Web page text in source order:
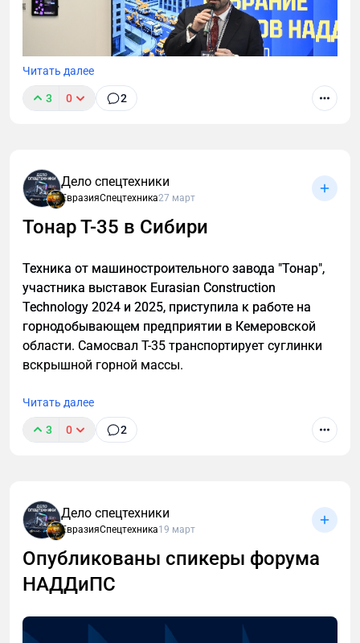
Дистрибьютеров и производителей Спецтехники
(НАДДиПС) прошел 7 апреля в Москве. Он начался
с общего собрания членов организации. На
мероприятии обсуждались ключевые вопросы.
Читать далее
3 0 2
Дело спецтехники
ЕвразияСпецтехника27 март
Тонар Т-35 в Сибири
Техника от машиностроительного завода "Тонар",
участника выставок Eurasian Construction
Technology 2024 и 2025, приступила к работе на
горнодобывающем предприятии в Кемеровской
области. Самосвал Т-35 транспортирует суглинки
вскрышной горной массы.
Читать далее
3 0 2
Дело спецтехники
ЕвразияСпецтехника19 март
Опубликованы спикеры форума
НАДДиПС